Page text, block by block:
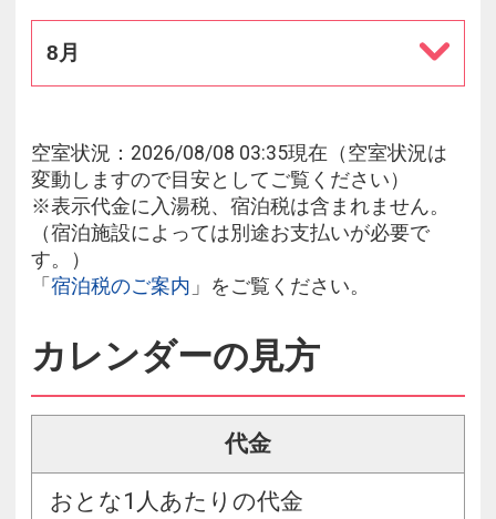
8月
空室状況：2026/08/08 03:35現在（空室状況は
変動しますので目安としてご覧ください）
※表示代金に入湯税、宿泊税は含まれません。
（宿泊施設によっては別途お支払いが必要で
す。）
「 宿泊税のご案内 」をご覧ください。
カレンダーの見方
代金
おとな1人あたりの代金